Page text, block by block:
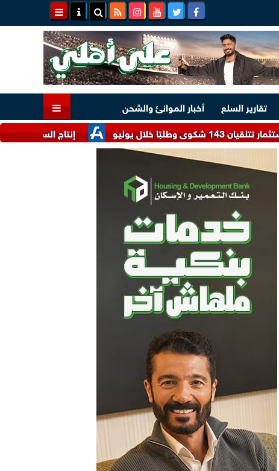
تقارير السلع
أخبار الموانئ والشحن
إنتاج السكر في البرازيل يتراجع إلى 3.9 مليون طن خلال